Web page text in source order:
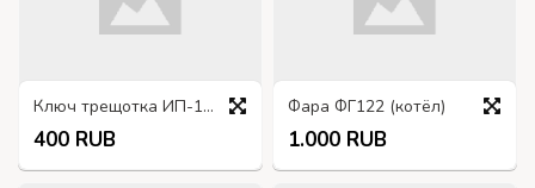
Ключ трещотка ИП-172, квадрат на 17
400 RUB
Фара ФГ122 (котёл)
1.000 RUB